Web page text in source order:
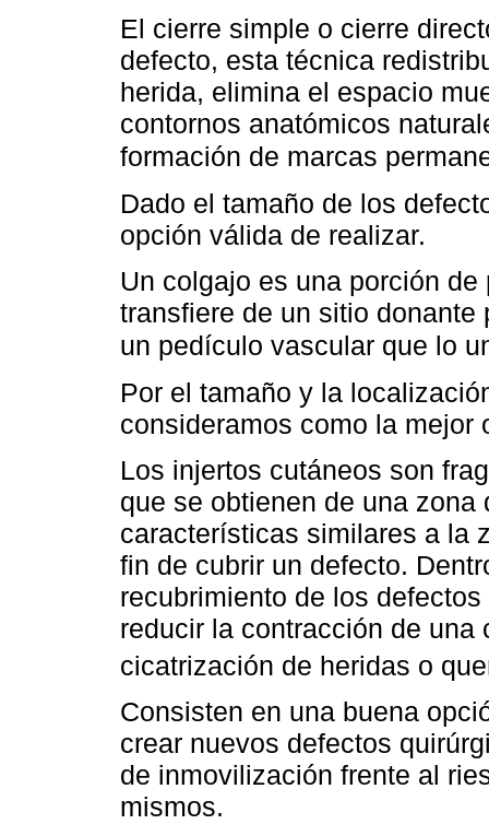
El cierre simple o cierre
defecto, esta técnica
herida, elimina el espacio
contornos anatómicos
formación de marcas
Dado el tamaño de los
opción válida de realizar.
Un colgajo es una porción
transfiere de un sitio
un pedículo vascular que lo
Por el tamaño y la
consideramos como la mejor
Los injertos cutáneos son
que se obtienen de una
características similares a la
fin de cubrir un defecto.
recubrimiento de los
reducir la contracción de una
cicatrización de heridas o
Consisten en una buena
crear nuevos defectos
de inmovilización frente al
mismos.